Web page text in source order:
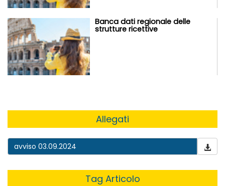
Banca dati regionale delle
strutture ricettive
Allegati
avviso 03.09.2024
Tag Articolo